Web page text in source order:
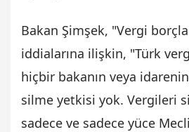
Bakan Şimşek, "Vergi
iddialarına ilişkin, "Türk
hiçbir bakanın veya
silme yetkisi yok. Vergileri
sadece ve sadece yüce